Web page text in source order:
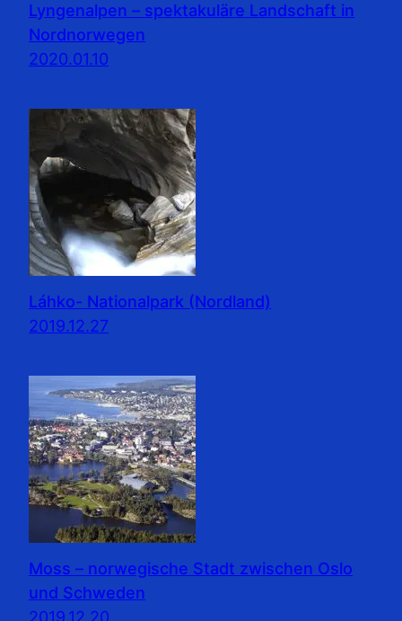
Lyngenalpen – spektakuläre Landschaft in
Nordnorwegen
2020.01.10
Láhko- Nationalpark (Nordland)
2019.12.27
Moss – norwegische Stadt zwischen Oslo
und Schweden